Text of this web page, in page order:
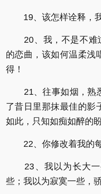
19、该怎样诠释，我
20、我，不是不难
的恋曲，该如何温柔浅
得！
21、往事如烟，熟
了昔日里那抹最佳的影
如此，只知如痴如醉的
22、你修改着我的每
23、我以为长大一
些；我以为寂寞一些，